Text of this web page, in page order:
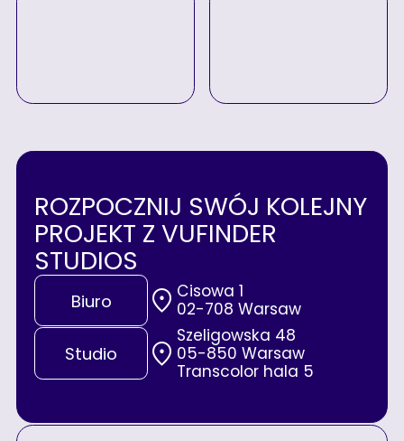
ROZPOCZNIJ SWÓJ KOLEJNY
PROJEKT Z VUFINDER
STUDIOS
Biuro
Cisowa 1
02-708 Warsaw
Studio
Szeligowska 48
05-850 Warsaw
Transcolor hala 5